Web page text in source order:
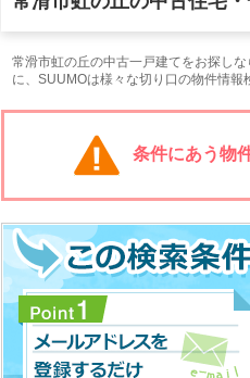
常滑市虹の丘の中古一戸建てをお探し
に、SUUMOは様々な切り口の物件情報
条件にあう物